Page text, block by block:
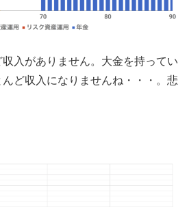
入がありません。大金を持ってい
ど収入になりませんね・・・。悲